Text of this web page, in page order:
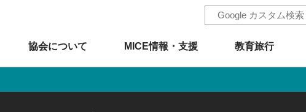
協会について MICE情報・支援 教育旅行